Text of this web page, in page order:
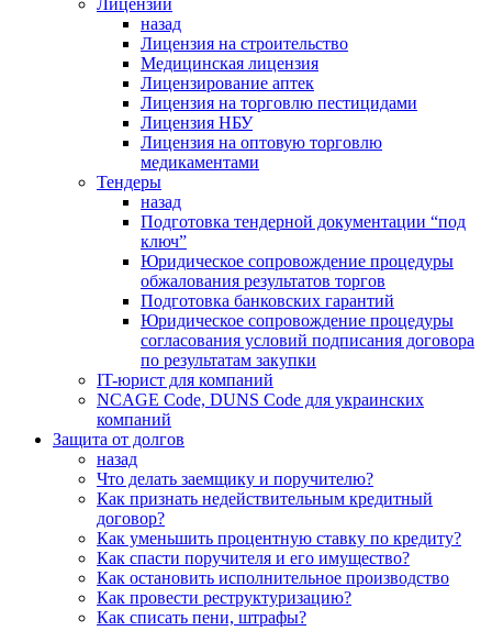
Лицензии
назад
Лицензия на строительство
Медицинская лицензия
Лицензирование аптек
Лицензия на торговлю пестицидами
Лицензия НБУ
Лицензия на оптовую торговлю
медикаментами
Тендеры
назад
Подготовка тендерной документации “под
ключ”
Юридическое сопровождение процедуры
обжалования результатов торгов
Подготовка банковских гарантий
Юридическое сопровождение процедуры
согласования условий подписания договора
по результатам закупки
IT-юрист для компаний
NCAGE Code, DUNS Code для украинских
компаний
Защита от долгов
назад
Что делать заемщику и поручителю?
Как признать недействительным кредитный
договор?
Как уменьшить процентную ставку по кредиту?
Как спасти поручителя и его имущество?
Как остановить исполнительное производство
Как провести реструктуризацию?
Как списать пени, штрафы?